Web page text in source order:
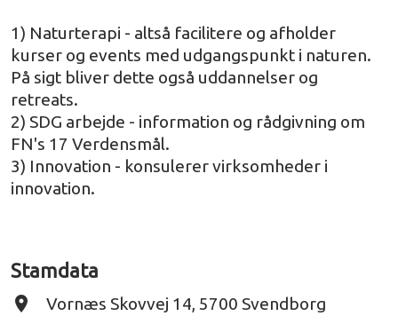
1) Naturterapi - altså facilitere og afholder
kurser og events med udgangspunkt i naturen.
På sigt bliver dette også uddannelser og
retreats.
2) SDG arbejde - information og rådgivning om
FN's 17 Verdensmål.
3) Innovation - konsulerer virksomheder i
innovation.
Stamdata
place Vornæs Skovvej 14, 5700 Svendborg